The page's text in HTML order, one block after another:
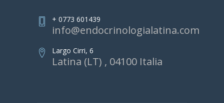
+ 0773 601439
info@endocrinologialatina.com
Largo Cirri, 6
Latina (LT) , 04100 Italia